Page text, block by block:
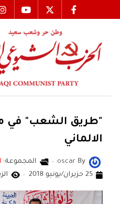
"طريق الشعب" في
الالماني
By
oscar المجموعة:
25 حزيران/يونيو 2018